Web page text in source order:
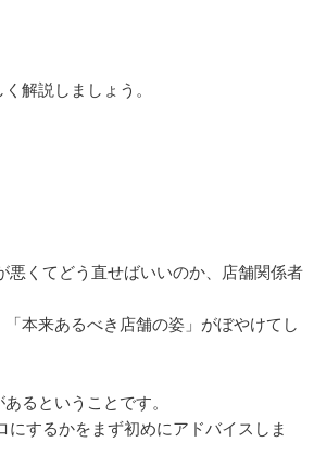
解説しましょう。
くてどう直せばいいのか、店舗関係者
本来あるべき店舗の姿」がぼやけてし
るということです。
するかをまず初めにアドバイスしま